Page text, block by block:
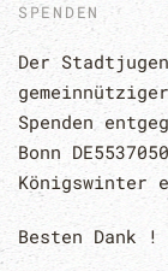
SPENDEN
Der
Spenden
Bonn
Königswinter
Besten